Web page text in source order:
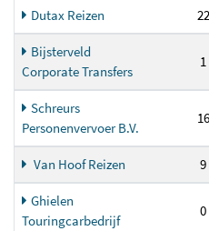
Dutax Reizen 22
Bijsterveld
Corporate Transfers
1
Schreurs
Personenvervoer B.V.
16
Van Hoof Reizen 9
Ghielen
Touringcarbedrijf
0